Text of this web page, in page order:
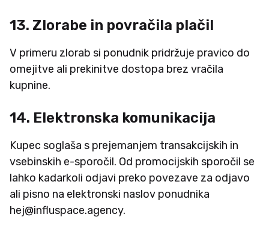
13. Zlorabe in povračila plačil
V primeru zlorab si ponudnik pridržuje pravico do
omejitve ali prekinitve dostopa brez vračila
kupnine.
14. Elektronska komunikacija
Kupec soglaša s prejemanjem transakcijskih in
vsebinskih e-sporočil. Od promocijskih sporočil se
lahko kadarkoli odjavi preko povezave za odjavo
ali pisno na elektronski naslov ponudnika
hej@influspace.agency.